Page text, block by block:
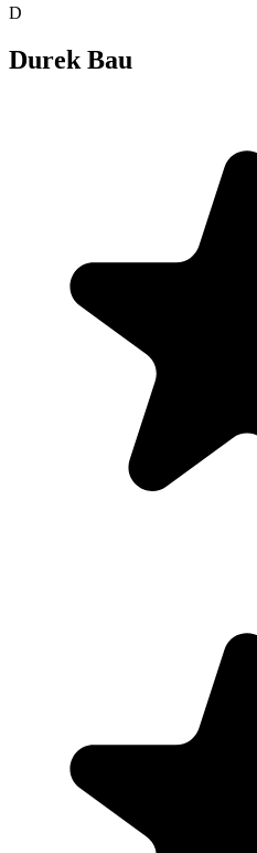
D
Durek Bau